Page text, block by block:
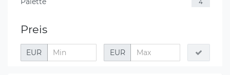
4
Preis
EUR EUR